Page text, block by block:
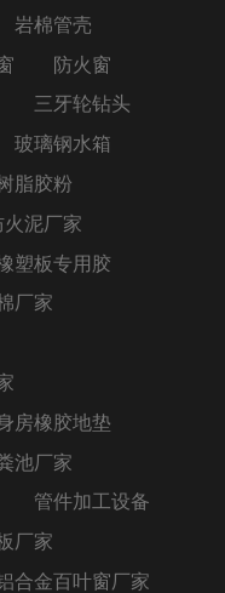
岩棉管壳
防火窗
三牙轮钻头
玻璃钢水箱
脂胶粉
火泥厂家
塑板专用胶
厂家
房橡胶地垫
池厂家
管件加工设备
厂家
合金百叶窗厂家